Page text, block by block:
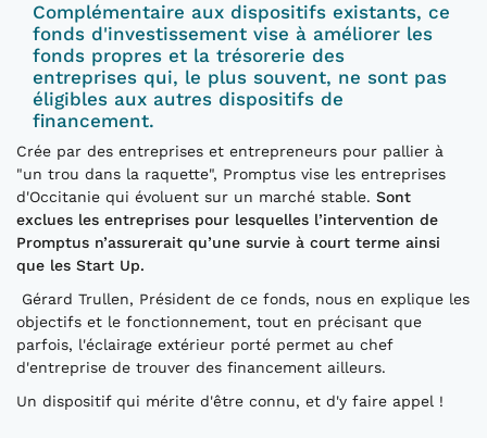
Complémentaire aux dispositifs existants, ce
fonds d'investissement vise à améliorer les
fonds propres et la trésorerie des
entreprises qui, le plus souvent, ne sont pas
éligibles aux autres dispositifs de
financement.
Crée par des entreprises et entrepreneurs pour pallier à
"un trou dans la raquette", Promptus vise les entreprises
d'Occitanie qui évoluent sur un marché stable. Sont
exclues les entreprises pour lesquelles l’intervention de
Promptus n’assurerait qu’une survie à court terme ainsi
que les Start Up.
Gérard Trullen, Président de ce fonds, nous en explique les
objectifs et le fonctionnement, tout en précisant que
parfois, l'éclairage extérieur porté permet au chef
d'entreprise de trouver des financement ailleurs.
Un dispositif qui mérite d'être connu, et d'y faire appel !